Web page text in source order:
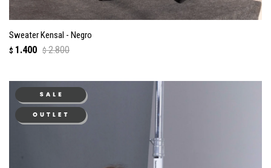
Sweater Kensal - Negro
$ 1.400 $ 2.800